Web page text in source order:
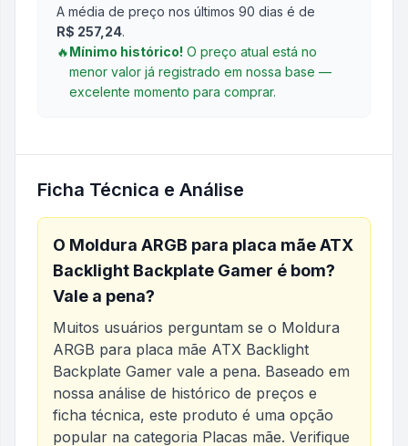
A média de preço nos últimos 90 dias é de
R$ 257,24.
🔥Mínimo histórico! O preço atual está no
menor valor já registrado em nossa base —
excelente momento para comprar.
Ficha Técnica e Análise
O Moldura ARGB para placa mãe ATX
Backlight Backplate Gamer é bom?
Vale a pena?
Muitos usuários perguntam se o Moldura
ARGB para placa mãe ATX Backlight
Backplate Gamer vale a pena. Baseado em
nossa análise de histórico de preços e
ficha técnica, este produto é uma opção
popular na categoria Placas mãe. Verifique